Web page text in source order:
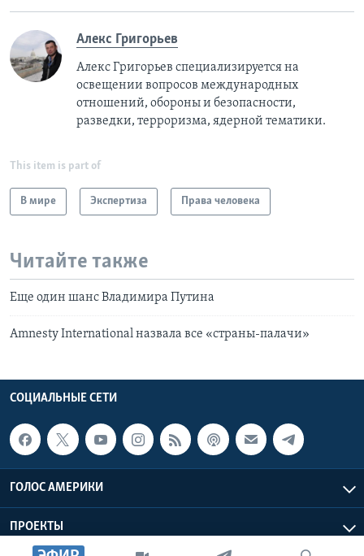
Алекс Григорьев
Алекс Григорьев специализируется на
освещении вопросов международных
отношений, обороны и безопасности,
разведки, терроризма, ядерной тематики.
This item is part of
В мире Экспертиза Права человека
Читайте также
Еще один шанс Владимира Путина
Amnesty International назвала все «страны-палачи»
СОЦИАЛЬНЫЕ СЕТИ
ГОЛОС АМЕРИКИ
ПРОЕКТЫ